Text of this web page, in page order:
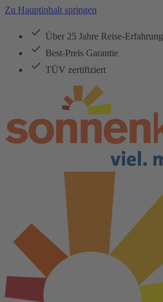
Zu Hauptinhalt springen
Über 25 Jahre Reise-Erfahrung
Best-Preis Garantie
TÜV zertifiziert